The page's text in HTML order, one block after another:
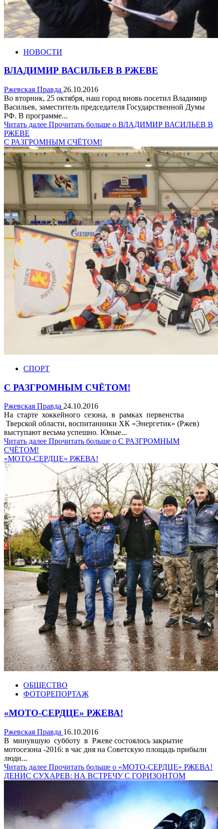
НОВОСТИ
ВЛАДИМИР ВАСИЛЬЕВ В РЖЕВЕ
Ржевская Правда 26.10.2016
Во вторник, 25 октября, наш город вновь посетил Владимир
Васильев, заместитель председателя Государственной Думы
РФ. В программе...
Читать далее Прочитать больше о ВЛАДИМИР ВАСИЛЬЕВ В
РЖЕВЕ
С РАЗГРОМНЫМ СЧЁТОМ!
СПОРТ
С РАЗГРОМНЫМ СЧЁТОМ!
Ржевская Правда 24.10.2016
На старте хоккейного сезона, в рамках первенства
Тверской области, воспитанники ХК «Энергетик» (Ржев)
выступают весьма успешно. Юные...
Читать далее Прочитать больше о С РАЗГРОМНЫМ
СЧЁТОМ!
«МОТО-СЕРДЦЕ» РЖЕВА!
ОБЩЕСТВО
ФОТОРЕПОРТАЖ
«МОТО-СЕРДЦЕ» РЖЕВА!
Ржевская Правда 16.10.2016
В минувшую субботу в Ржеве состоялось закрытие
мотосезона -2016: в час дня на Советскую площадь прибыли
люди...
Читать далее Прочитать больше о «МОТО-СЕРДЦЕ» РЖЕВА!
ДЕНИС СУХАРЕВ: НА ВСТРЕЧУ С ГОРИЗОНТОМ